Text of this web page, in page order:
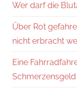
Wer darf die
Über Rot
nicht erbracht
Eine